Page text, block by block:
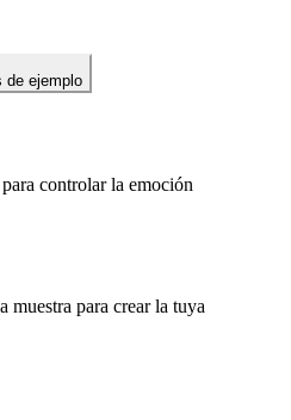
de ejemplo
controlar la emoción
muestra para crear la tuya